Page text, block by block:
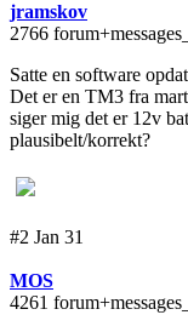
jramskov
2766
Satte en software
Det er en TM3 fra
siger mig det er 12v
plausibelt/korrekt?
#2 Jan 31
MOS
4261